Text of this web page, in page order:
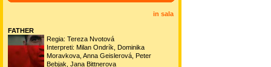
in sala
FATHER
Regia: Tereza Nvotová
Interpreti: Milan Ondrík, Dominika
Moravkova, Anna Geislerová, Peter
Bebjak, Jana Bittnerova